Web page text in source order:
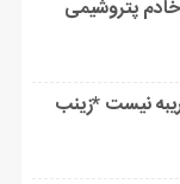
پتروشیمی
نیست *زینب